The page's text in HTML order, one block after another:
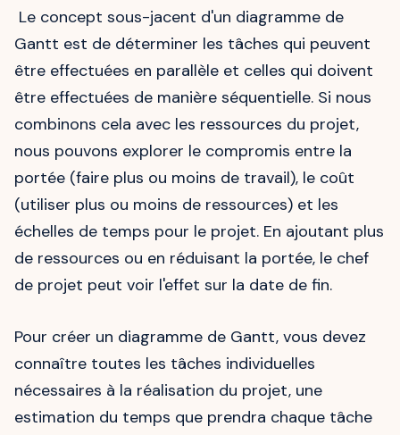
Le concept sous-jacent d'un diagramme de
Gantt est de déterminer les tâches qui peuvent
être effectuées en parallèle et celles qui doivent
être effectuées de manière séquentielle. Si nous
combinons cela avec les ressources du projet,
nous pouvons explorer le compromis entre la
portée (faire plus ou moins de travail), le coût
(utiliser plus ou moins de ressources) et les
échelles de temps pour le projet. En ajoutant plus
de ressources ou en réduisant la portée, le chef
de projet peut voir l'effet sur la date de fin.
Pour créer un diagramme de Gantt, vous devez
connaître toutes les tâches individuelles
nécessaires à la réalisation du projet, une
estimation du temps que prendra chaque tâche